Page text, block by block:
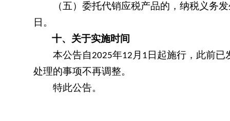
（五）委托代销应税产品的，纳税义务发
日。
十、关于实施时间
本公告自2025年12 月 1 日起施行，此前
处理的事项不再调整。
特此公告。